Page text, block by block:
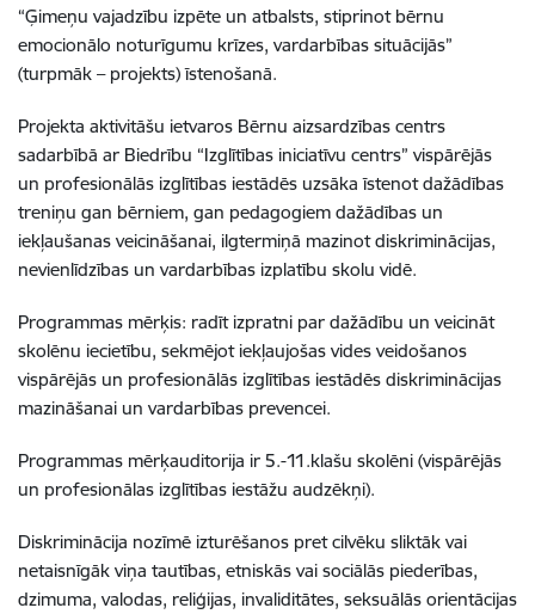
“Ģimeņu vajadzību izpēte un atbalsts, stiprinot bērnu
emocionālo noturīgumu krīzes, vardarbības situācijās”
(turpmāk – projekts) īstenošanā.
Projekta aktivitāšu ietvaros Bērnu aizsardzības centrs
sadarbībā ar Biedrību “Izglītības iniciatīvu centrs” vispārējās
un profesionālās izglītības iestādēs uzsāka īstenot dažādības
treniņu gan bērniem, gan pedagogiem dažādības un
iekļaušanas veicināšanai, ilgtermiņā mazinot diskriminācijas,
nevienlīdzības un vardarbības izplatību skolu vidē.
Programmas mērķis: radīt izpratni par dažādību un veicināt
skolēnu iecietību, sekmējot iekļaujošas vides veidošanos
vispārējās un profesionālās izglītības iestādēs diskriminācijas
mazināšanai un vardarbības prevencei.
Programmas mērķauditorija ir 5.-11.klašu skolēni (vispārējās
un profesionālas izglītības iestāžu audzēkņi).
Diskriminācija nozīmē izturēšanos pret cilvēku sliktāk vai
netaisnīgāk viņa tautības, etniskās vai sociālās piederības,
dzimuma, valodas, reliģijas, invaliditātes, seksuālās orientācijas